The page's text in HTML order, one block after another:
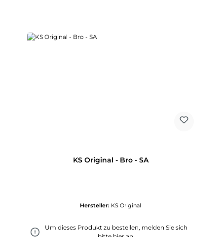
KS Original - Bro - SA
Hersteller: KS Original
Um dieses Produkt zu bestellen, melden Sie sich